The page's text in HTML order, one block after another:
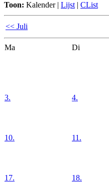
Toon: Kalender| Lijst | CList
<< Juli
Ma Di
3. 4.
10. 11.
17. 18.